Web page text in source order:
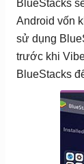
BlueStacks
Android vốn
sử dụng
trước khi
BlueStacks